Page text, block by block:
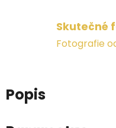
Skutečné
Fotografie
Popis